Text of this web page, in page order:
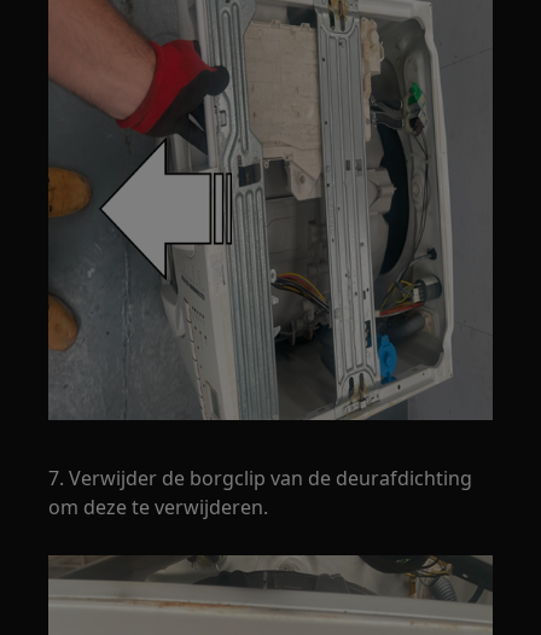
7. Verwijder de borgclip van de deurafdichting
om deze te verwijderen.